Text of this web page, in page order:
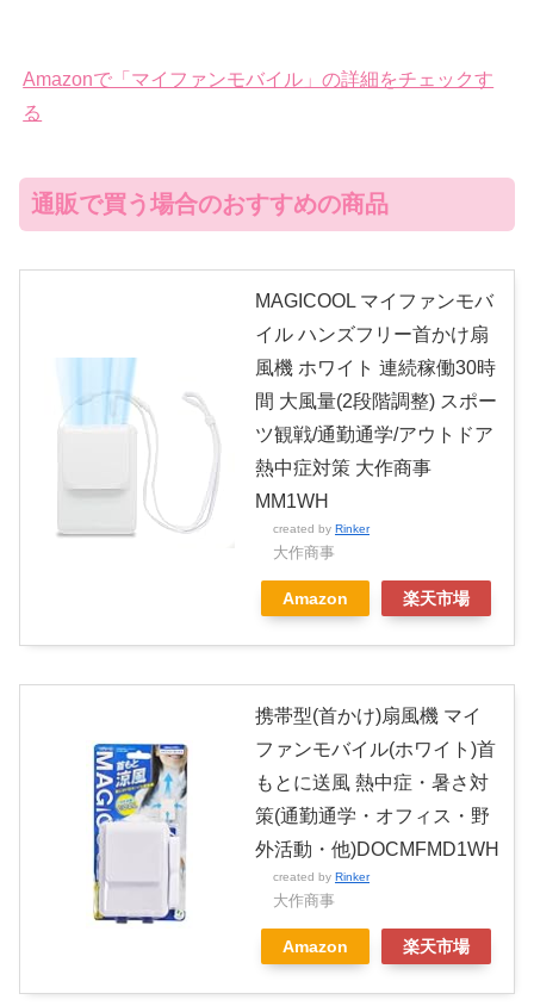
Amazonで「マイファンモバイル」の詳細をチェックす
る
通販で買う場合のおすすめの商品
MAGICOOL マイファンモバ
イル ハンズフリー首かけ扇
風機 ホワイト 連続稼働30時
間 大風量(2段階調整) スポー
ツ観戦/通勤通学/アウトドア
熱中症対策 大作商事
MM1WH
created by Rinker
大作商事
Amazon 楽天市場
携帯型(首かけ)扇風機 マイ
ファンモバイル(ホワイト)首
もとに送風 熱中症・暑さ対
策(通勤通学・オフィス・野
外活動・他)DOCMFMD1WH
created by Rinker
大作商事
Amazon 楽天市場